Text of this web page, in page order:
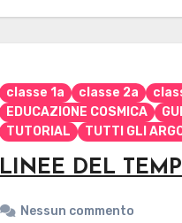
classe 1a classe 2a
EDUCAZIONE COSMICA
TUTORIAL
TUTTI GLI
LINEE DEL
Nessun commento